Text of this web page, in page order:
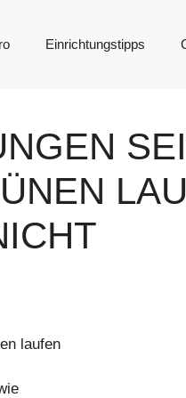
Einrichtungstipps
N
laufen